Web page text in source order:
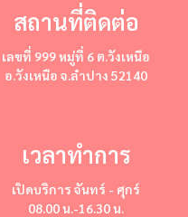
สถานที่ติดต่อ
​​เลขที่ 999 หมู่ที่ 6 ต.วังเหนือ
อ.วังเหนือ จ.ลำปาง 52140
เวลาทำการ
เปิดบริการ จันทร์ - ศุกร์
08.00 น.-16.30 น.